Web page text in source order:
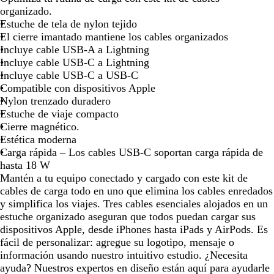
de
las
flechas
para
arrastrar
de
las
flechas
para
arrastrar
las
flechas
para
arrastrar
las
flechas
para
arrastrar
flechas flechas flechas
g
r
o
organizado.
Estuche de tela de nylon tejido
El cierre imantado mantiene los cables organizados
Incluye cable USB-A a Lightning
Incluye cable USB-C a Lightning
Incluye cable USB-C a USB-C
Compatible con dispositivos Apple
Nylon trenzado duradero
Estuche de viaje compacto
Cierre magnético.
Estética moderna
Carga rápida – Los cables USB-C soportan carga rápida de
hasta 18 W
Mantén a tu equipo conectado y cargado con este kit de
cables de carga todo en uno que elimina los cables enredados
y simplifica los viajes. Tres cables esenciales alojados en un
estuche organizado aseguran que todos puedan cargar sus
dispositivos Apple, desde iPhones hasta iPads y AirPods. Es
fácil de personalizar: agregue su logotipo, mensaje o
información usando nuestro intuitivo estudio. ¿Necesita
ayuda? Nuestros expertos en diseño están aquí para ayudarle